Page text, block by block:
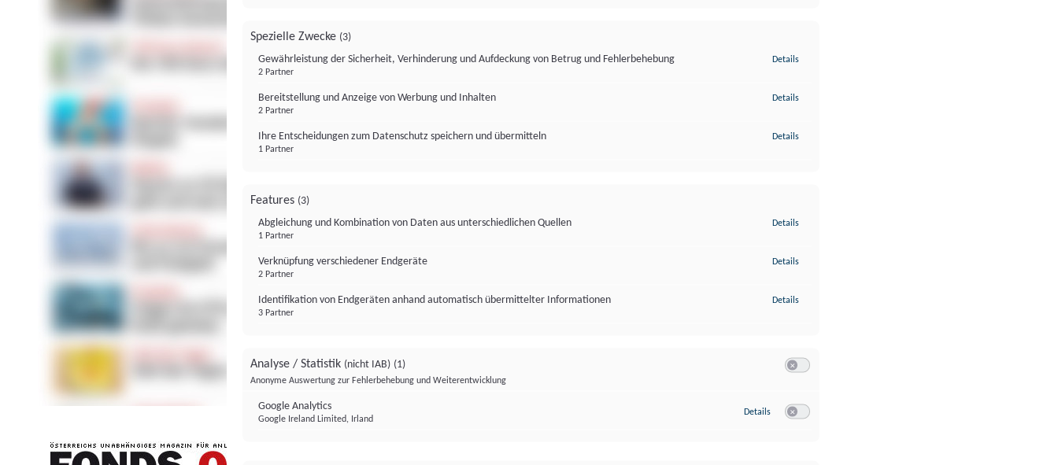
Spezielle Zwecke (3)
Gewährleistung der Sicherheit, Verhinderung und Aufdeckung von Betrug und Fehlerbehebung
2 Partner
Details
Bereitstellung und Anzeige von Werbung und Inhalten
2 Partner
Details
Ihre Entscheidungen zum Datenschutz speichern und übermitteln
1 Partner
Details
Features (3)
Abgleichung und Kombination von Daten aus unterschiedlichen Quellen
1 Partner
Details
Verknüpfung verschiedener Endgeräte
2 Partner
Details
Identifikation von Endgeräten anhand automatisch übermittelter Informationen
3 Partner
Details
Analyse / Statistik (nicht IAB) (1)
Anonyme Auswertung zur Fehlerbehebung und Weiterentwicklung
Google Analytics
Google Ireland Limited, Irland
Details zu Google Analytics